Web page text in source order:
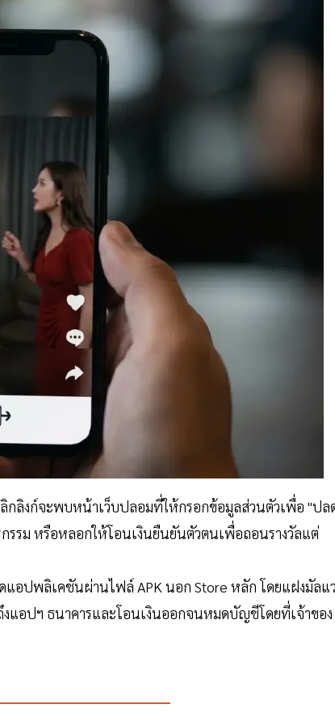
กลิงก์จะพบหน้าเว็บปลอมที่ให้กรอกข้อมูลส่วนตัวเพื่อ "ปล
รม หรือหลอกให้โอนเงินยืนยันตัวตนเพื่อถอนรางวัลแต่
อปพลิเคชันผ่านไฟล์ APK นอก Store หลัก โดยแฝงมัลแ
แอปฯ ธนาคารและโอนเงินออกจนหมดบัญชีโดยที่เจ้าของ